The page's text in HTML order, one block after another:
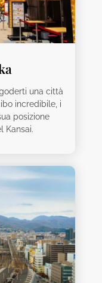
una città
incredibile, i
posizione
Kansai.